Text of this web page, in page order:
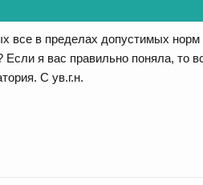
все в пределах допустимых
я вас правильно поняла,
С ув.г.н.